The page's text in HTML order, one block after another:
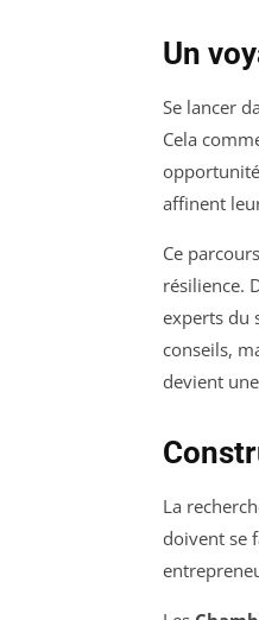
Un
Se lancer
Cela
affinent
Ce
résilience.
experts du
conseils,
devient
La
doivent se